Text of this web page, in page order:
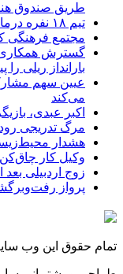
طریق صندوق
تیم ۱۸ نفره درمان اردبیل در مهران مستقر می‌شود
مجتمع فرهنگی
گسترش همکاری
بارانداز ریلی
عیین سهم
می‌کند
اکبر عبدی،
مرگ تدریجی
هشدار
وکیل کار
زوج اردبیلی بعد از ۲۴ سال آشتی
پرواز
تمام حقوق این وب